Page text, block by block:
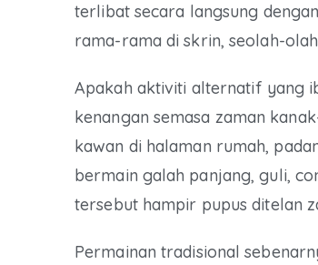
terlibat secara langsung
rama-rama di skrin, seolah-
Apakah aktiviti alternatif yang
kenangan semasa zaman
kawan di halaman rumah,
bermain galah panjang, guli,
tersebut hampir pupus ditelan
Permainan tradisional